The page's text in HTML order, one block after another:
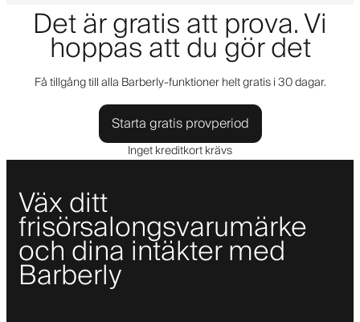
Det är gratis att prova. Vi
hoppas att du gör det
Få tillgång till alla Barberly-funktioner helt gratis i 30 dagar.
Starta gratis provperiod
Inget kreditkort krävs
Väx ditt
frisörsalongsvarumärke
och dina intäkter med
Barberly